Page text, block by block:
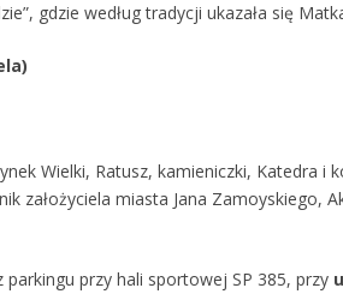
gdzie według tradycji ukazała się
Wielki, Ratusz, kamieniczki, Katedra
założyciela miasta Jana
parkingu przy hali sportowej SP 385, przy